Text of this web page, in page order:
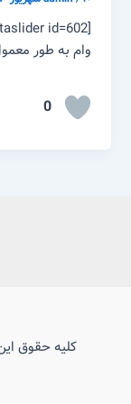
وام به طور
0
کلیه حقوق